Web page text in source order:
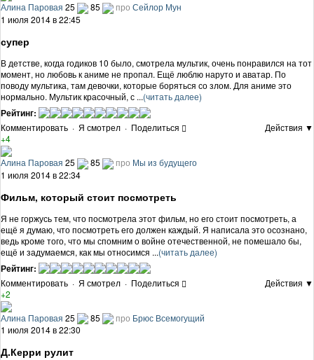
Алина Паровая 25 85 про Сейлор Мун
1 июля 2014 в 22:45
супер
В детстве, когда годиков 10 было, смотрела мультик, очень понравился на тот
момент, но любовь к аниме не пропал. Ещё люблю наруто и аватар. По
поводу мультика, там девочки, которые боряться со злом. Для аниме это
нормально. Мультик красочный, с ...(читать далее)
Рейтинг:
Комментировать · Я смотрел · Поделиться
Действия ▼
+4
Алина Паровая 25 85 про Мы из будущего
1 июля 2014 в 22:34
Фильм, который стоит посмотреть
Я не горжусь тем, что посмотрела этот фильм, но его стоит посмотреть, а
ещё я думаю, что посмотреть его должен каждый. Я написала это осознано,
ведь кроме того, что мы спомним о войне отечественной, не помешало бы,
ещё и задумаемся, как мы относимся ...(читать далее)
Рейтинг:
Комментировать · Я смотрел · Поделиться
Действия ▼
+2
Алина Паровая 25 85 про Брюс Всемогущий
1 июля 2014 в 22:30
Д.Керри рулит